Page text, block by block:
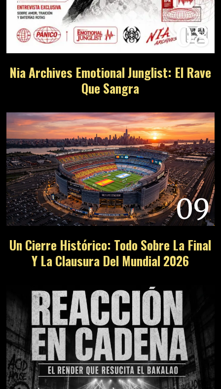
08
Nia Archives Emotional Junglist: El Rave
Que Sangra
09
Un Cierre Histórico: Todo Sobre La Final
Y La Clausura Del Mundial 2026